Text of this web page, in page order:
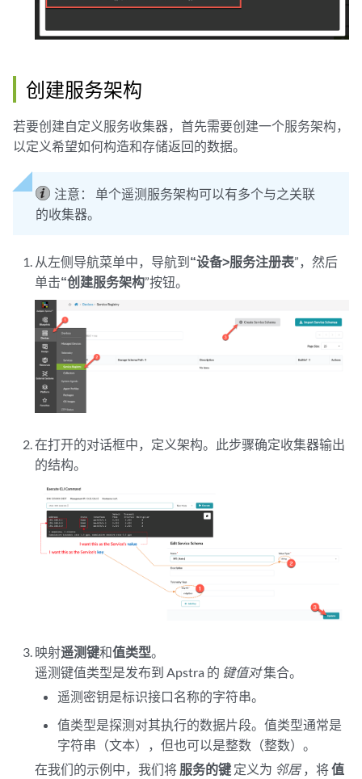
创建服务架构
若要创建自定义服务收集器，首先需要创建一个服务架构，
以定义希望如何构造和存储返回的数据。
注意：
单个遥测服务架构可以有多个与之关联
的收集器。
从左侧导航菜单中，导航到 “设备>服务注册表”，然后
单击“创建服务架构”按钮。
在打开的对话框中，定义架构。此步骤确定收集器输出
的结构。
映射遥测键和值类型。
遥测键值类型是发布到 Apstra 的 键值对集合。
遥测密钥是标识接口名称的字符串。
值类型是探测对其执行的数据片段。值类型通常是
字符串（文本），但也可以是整数（整数）。
在我们的示例中，我们将 服务的键 定义为 邻居，将值